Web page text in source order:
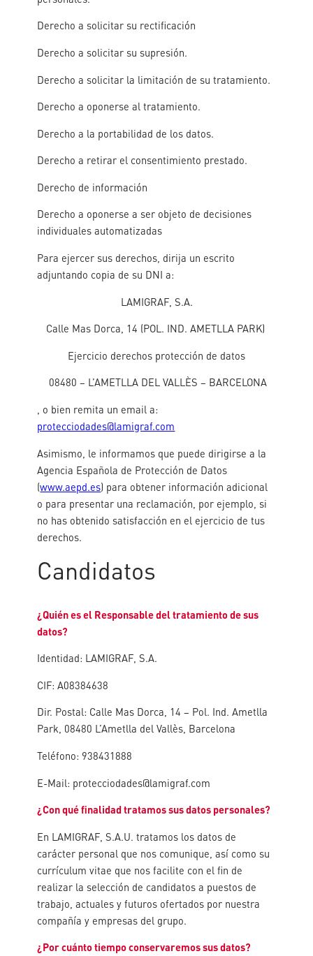
Derecho a solicitar su rectificación
Derecho a solicitar su supresión.
Derecho a solicitar la limitación de su tratamiento.
Derecho a oponerse al tratamiento.
Derecho a la portabilidad de los datos.
Derecho a retirar el consentimiento prestado.
Derecho de información
Derecho a oponerse a ser objeto de decisiones
individuales automatizadas
Para ejercer sus derechos, dirija un escrito
adjuntando copia de su DNI a:
LAMIGRAF, S.A.
Calle Mas Dorca, 14 (POL. IND. AMETLLA PARK)
Ejercicio derechos protección de datos
08480 – L’AMETLLA DEL VALLÈS – BARCELONA
, o bien remita un email a:
protecciodades@lamigraf.com
Asimismo, le informamos que puede dirigirse a la
Agencia Española de Protección de Datos
(www.aepd.es) para obtener información adicional
o para presentar una reclamación, por ejemplo, si
no has obtenido satisfacción en el ejercicio de tus
derechos.
Candidatos
¿Quién es el Responsable del tratamiento de sus
datos?
Identidad: LAMIGRAF, S.A.
CIF: A08384638
Dir. Postal: Calle Mas Dorca, 14 – Pol. Ind. Ametlla
Park, 08480 L’Ametlla del Vallès, Barcelona
Teléfono: 938431888
E-Mail: protecciodades@lamigraf.com
¿Con qué finalidad tratamos sus datos personales?
En LAMIGRAF, S.A.U. tratamos los datos de
carácter personal que nos comunique, así como su
currículum vitae que nos facilite con el fin de
realizar la selección de candidatos a puestos de
trabajo, actuales y futuros ofertados por nuestra
compañía y empresas del grupo.
¿Por cuánto tiempo conservaremos sus datos?